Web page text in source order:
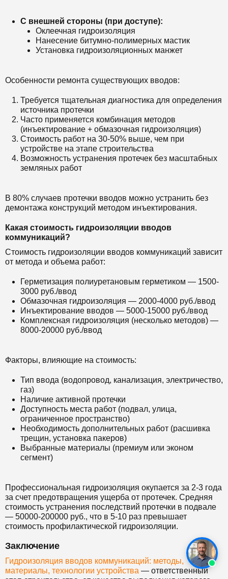
С внешней стороны (при доступе):
Оклеечная гидроизоляция
Нанесение битумно-полимерных мастик
Установка гидроизоляционных манжет
Особенности ремонта существующих вводов:
Требуется тщательная диагностика для определения
источника протечки
Часто применяется комбинация методов
(инъектирование + обмазочная гидроизоляция)
Стоимость работ на 30-50% выше, чем при
устройстве на этапе строительства
Возможность устранения протечек без масштабных
земляных работ
В 80% случаев протечки вводов можно устранить без
демонтажа конструкций методом инъектирования.
Какая стоимость гидроизоляции вводов
коммуникаций?
Стоимость гидроизоляции вводов коммуникаций зависит
от метода и объема работ:
Герметизация полиуретановым герметиком — 1500-
3000 руб./ввод
Обмазочная гидроизоляция — 2000-4000 руб./ввод
Инъектирование вводов — 5000-15000 руб./ввод
Комплексная гидроизоляция (несколько методов) —
8000-20000 руб./ввод
Факторы, влияющие на стоимость:
Тип ввода (водопровод, канализация, электричество,
газ)
Наличие активной протечки
Доступность места работ (подвал, улица,
ограниченное пространство)
Необходимость дополнительных работ (расшивка
трещин, установка пакеров)
Выбранные материалы (премиум или эконом
сегмент)
Профессиональная гидроизоляция окупается за 2-3 года
за счет предотвращения ущерба от протечек. Средняя
стоимость устранения последствий протечки в подвале
— 50000-200000 руб., что в 5-10 раз превышает
стоимость профилактической гидроизоляции.
Заключение
Гидроизоляция вводов коммуникаций: методы,
материалы, технологии устройства — ответственный